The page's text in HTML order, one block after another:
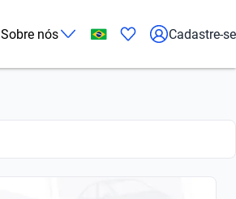
Sobre nós Cadastre-se